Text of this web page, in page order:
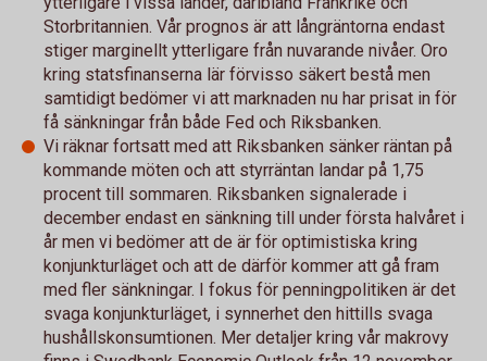
Storbritannien. Vår prognos är att långräntorna endast
stiger marginellt ytterligare från nuvarande nivåer. Oro
kring statsfinanserna lär förvisso säkert bestå men
samtidigt bedömer vi att marknaden nu har prisat in för
få sänkningar från både Fed och Riksbanken.
Vi räknar fortsatt med att Riksbanken sänker räntan på
kommande möten och att styrräntan landar på 1,75
procent till sommaren. Riksbanken signalerade i
december endast en sänkning till under första halvåret i
år men vi bedömer att de är för optimistiska kring
konjunkturläget och att de därför kommer att gå fram
med fler sänkningar. I fokus för penningpolitiken är det
svaga konjunkturläget, i synnerhet den hittills svaga
hushållskonsumtionen. Mer detaljer kring vår makrovy